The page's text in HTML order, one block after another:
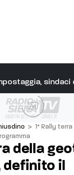
sindaci
Ad
> 1° Rally
della
definito il